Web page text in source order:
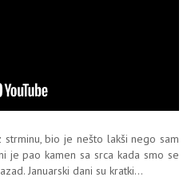
strminu, bio je nešto lakši nego sam
je pao kamen sa srca kada smo se
Januarski dani su kratki...